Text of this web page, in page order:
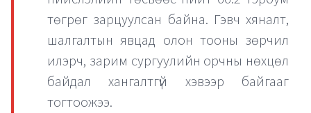
төгрөг зарцуулсан байна. Гэвч хяналт,
шалгалтын явцад олон тооны зөрчил
илэрч, зарим сургуулийн орчны нөхцөл
байдал хангалтгүй хэвээр байгааг
тогтоожээ.